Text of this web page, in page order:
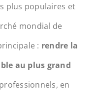
plus populaires et
mondial de
: rendre la
au plus grand
en